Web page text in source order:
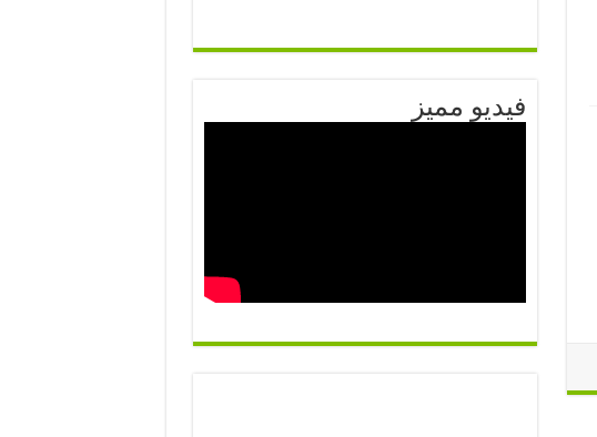
فيديو مميز